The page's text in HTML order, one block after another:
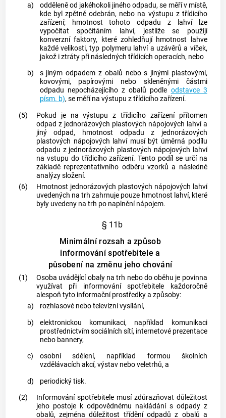
a)
odděleně od jakéhokoli jiného odpadu, se měří v místě,
kde byl zpětně odebrán, nebo na výstupu z třídicího
zařízení; hmotnost tohoto odpadu z lahví lze
vypočítat spočítáním lahví, jestliže se použijí
konverzní faktory, které zohledňují hmotnost lahve
každé velikosti, typ polymeru lahví a uzávěrů a víček,
jakož i ztráty při následných třídicích operacích, nebo
b)
s jiným odpadem z obalů nebo s jinými plastovými,
kovovými, papírovými nebo skleněnými částmi
odpadu nepocházejícího zobalů podle odstavce 3
písm. b), se měří na výstupu z třídicího zařízení.
(5)
Pokud je na výstupu z třídicího zařízení přítomen
odpad z jednorázových plastových nápojových lahví a
jiný odpad, hmotnost odpadu z jednorázových
plastových nápojových lahví musí být úměrná podílu
odpadu z jednorázových plastových nápojových lahví
na vstupu do třídicího zařízení. Tento podíl se určí na
základě reprezentativního odběru vzorků a následné
analýzy složení.
(6)
Hmotnost jednorázových plastových nápojových lahví
uvedených na trh zahrnuje pouze hmotnost lahví, které
byly uvedeny na trh po naplnění nápojem.
§ 11b
Minimální rozsah a způsob
informování spotřebitele a
působení na změnu jeho chování
(1) Osoba uvádějícíobalyna trh nebo do oběhu je povinna
využívat při informováníspotřebitele každoročně
alespoň tyto informační prostředky a způsoby:
a)
rozhlasové nebo televizní vysílání,
b)
elektronickou komunikaci, například komunikaci
prostřednictvím sociálních sítí, internetové prezentace
nebo bannery,
c)
osobní sdělení, například formou školních
vzdělávacích akcí, výstav nebo veletrhů, a
d)
periodický tisk.
(2)
Informování spotřebitelemusí zdůrazňovat důležitost
jeho postoje k odpovědnému nakládání s odpady z
obalů, zejména důležitost třídění odpadů z obalů a